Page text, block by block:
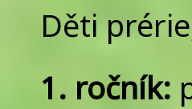
Děti
1. ročník: